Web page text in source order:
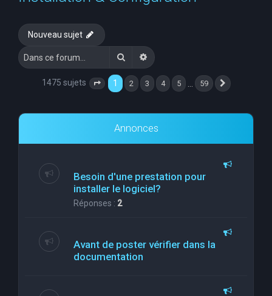
Nouveau sujet
RechercherRecherche avancée
1475 sujets Page 1 sur59
1 2 3 4 5 59
Annonces
Besoin d'une prestation pour
installer le logiciel?
Réponses : 2
Avant de poster vérifier dans la
documentation